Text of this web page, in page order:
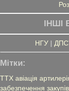
НГУ|
Мітки:
ТТХ авіація
забезпечення